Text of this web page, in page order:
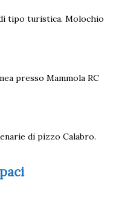
tipo turistica. Molochio
presso Mammola RC
di pizzo Calabro.